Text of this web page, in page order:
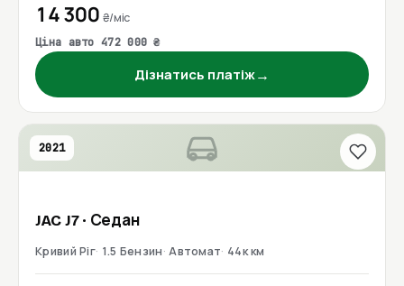
14 300 ₴/міс
Ціна авто 472 000 ₴
Дізнатись платіж→
2021
JACJ7· Седан
Кривий Ріг 1.5 Бензин Автомат 44к км